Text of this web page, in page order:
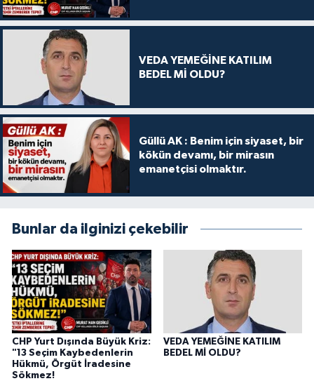
VEDA YEMEĞİNE KATILIM
BEDEL Mİ OLDU?
Güllü AK : Benim için siyaset, bir
kökün devamı, bir mirasın
emanetçisi olmaktır.
Bunlar da ilginizi çekebilir
CHP Yurt Dışında Büyük Kriz:
"13 Seçim Kaybedenlerin
Hükmü, Örgüt İradesine
Sökmez!
VEDA YEMEĞİNE KATILIM
BEDEL Mİ OLDU?